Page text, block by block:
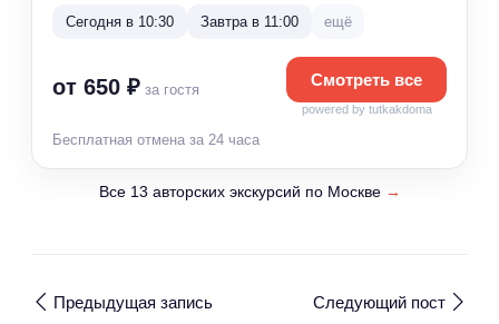
Сегодня в 10:30 Завтра в 11:00 ещё
от 650 ₽ за гостя
Смотреть все
powered by tutkakdoma
Бесплатная отмена за 24 часа
Все 13 авторских экскурсий по Москве →
Предыдущая запись Следующий пост